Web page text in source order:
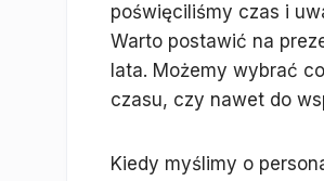
poświęciliśmy czas i
Warto postawić na
lata. Możemy wybrać
czasu, czy nawet do
Kiedy myślimy o